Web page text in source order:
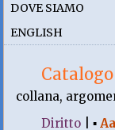
DOVE SIAMO
ENGLISH
collana,
Diritto |▪